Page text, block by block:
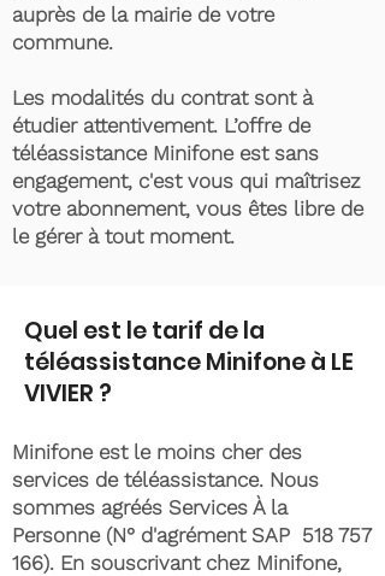
auprès de la mairie de votre
commune.
Les modalités du contrat sont à
étudier attentivement. L’offre de
téléassistance Minifone est sans
engagement, c'est vous qui maîtrisez
votre abonnement, vous êtes libre de
le gérer à tout moment.
Quel est le tarif de la
téléassistance Minifone à LE
VIVIER ?
Minifone est le moins cher des
services de téléassistance. Nous
sommes agréés Services À la
Personne (N° d'agrément SAP 518 757
166). En souscrivant chez Minifone,